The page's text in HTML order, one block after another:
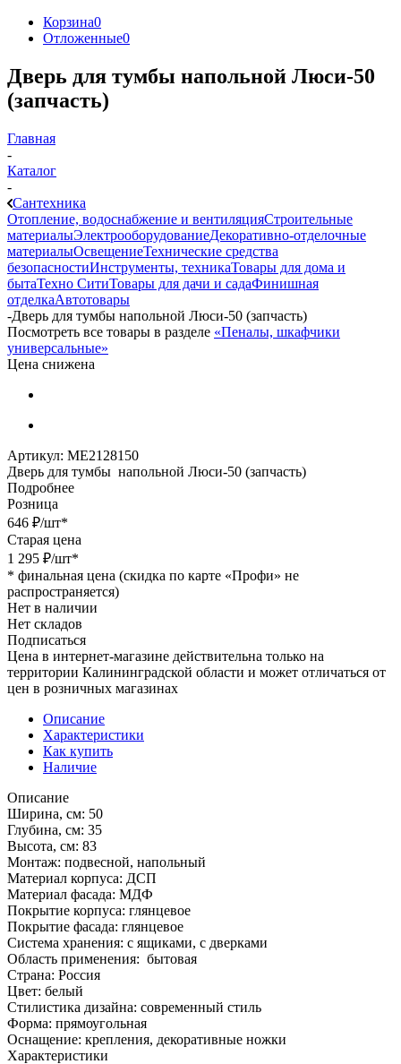
Корзина0
Отложенные0
Дверь для тумбы напольной Люси-50
(запчасть)
Главная
-
Каталог
-
Сантехника
Отопление, водоснабжение и вентиляцияСтроительные
материалыЭлектрооборудованиеДекоративно-отделочные
материалыОсвещениеТехнические средства
безопасностиИнструменты, техникаТовары для дома и
бытаТехно СитиТовары для дачи и садаФинишная
отделкаАвтотовары
-Дверь для тумбы напольной Люси-50 (запчасть)
Посмотреть все товары в разделе «Пеналы, шкафчики
универсальные»
Цена снижена
Артикул: МЕ2128150
Дверь для тумбы напольной Люси-50 (запчасть)
Подробнее
Розница
646 ₽/шт*
Старая цена
1 295 ₽/шт*
* финальная цена (скидка по карте «Профи» не
распространяется)
Нет в наличии
Нет складов
Подписаться
Цена в интернет-магазине действительна только на
территории Калининградской области и может отличаться от
цен в розничных магазинах
Описание
Характеристики
Как купить
Наличие
Описание
Ширина, см: 50
Глубина, см: 35
Высота, см: 83
Монтаж: подвесной, напольный
Материал корпуса: ДСП
Материал фасада: МДФ
Покрытие корпуса: глянцевое
Покрытие фасада: глянцевое
Система хранения: с ящиками, с дверками
Область применения: бытовая
Страна: Россия
Цвет: белый
Стилистика дизайна: современный стиль
Форма: прямоугольная
Оснащение: крепления, декоративные ножки
Характеристики